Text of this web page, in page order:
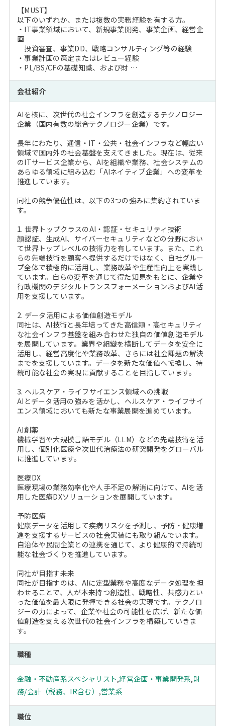
【MUST】
以下のいずれか、または複数の実務経験を有する方。
・IT事業領域において、新規事業開発、事業企画、経営企
画
投資審査、事業DD、戦略コンサルティング等の経験
・事業計画の策定またはレビュー経験
・PL/BS/CFの基礎知識、および財 …
会社紹介
AIを核に、次世代の社会インフラを創造するテクノロジー
企業（国内有数の総合テクノロジー企業）です。
長年にわたり、通信・IT・公共・社会インフラなど幅広い
領域で国内外の社会基盤を支えてきました。現在は、従来
のITサービス企業から、AIを組織や業務、社会システムの
あらゆる領域に組み込む「AIネイティブ企業」への変革を
推進しています。
同社の競争優位性は、以下の3つの強みに集約されていま
す。
1. 世界トップクラスのAI・認証・セキュリティ技術
顔認証、生成AI、サイバーセキュリティなどの分野におい
て世界トップレベルの技術力を有しています。また、これ
らの先端技術を顧客へ提供するだけではなく、自社グルー
プ全体で積極的に活用し、業務改革や生産性向上を実践し
ています。自らの変革を通じて得た知見をもとに、企業や
行政機関のデジタルトランスフォーメーションおよびAI活
用を支援しています。
2. データ活用による価値創造モデル
同社は、AI技術と長年培ってきた高信頼・高セキュリティ
な社会インフラ基盤を組み合わせた独自の価値創造モデル
を展開しています。業界や組織を横断してデータを安全に
活用し、経営高度化や業務改革、さらには社会課題の解決
までを支援しています。データを新たな価値へ転換し、持
続可能な社会の実現に貢献することを目指しています。
3. ヘルスケア・ライフサイエンス領域への挑戦
AIとデータ活用の強みを活かし、ヘルスケア・ライフサイ
エンス領域においても新たな事業展開を進めています。
AI創薬
機械学習や大規模言語モデル（LLM）などの先端技術を活
用し、個別化医療や次世代治療法の研究開発をグローバル
に推進しています。
医療DX
医療現場の業務効率化や人手不足の解消に向けて、AIを活
用した医療DXソリューションを展開しています。
予防医療
健康データを活用して疾病リスクを予測し、予防・健康増
進を支援するサービスの社会実装にも取り組んでいます。
自治体や民間企業との連携を通じて、より健康的で持続可
能な社会づくりを推進しています。
同社が目指す未来
同社が目指すのは、AIに定型業務や高度なデータ処理を担
わせることで、人が本来持つ創造性、戦略性、共感力とい
った価値を最大限に発揮できる社会の実現です。テクノロ
ジーの力によって、企業や社会の可能性を広げ、新たな価
値創造を支える次世代の社会インフラを構築していきま
す。
職種
金融・不動産系スペシャリスト,経営企画・事業開発系,財
務/会計（税務、IR含む） ,営業系
職位